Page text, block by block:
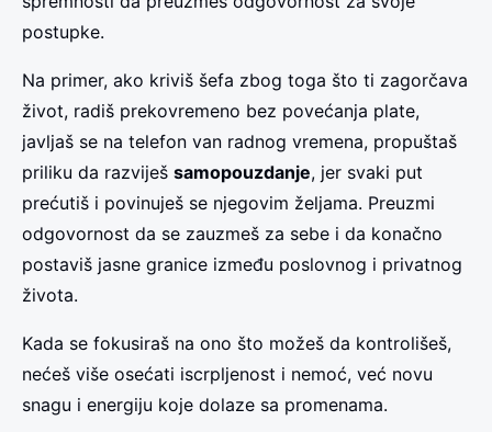
postupke.
Na primer, ako kriviš šefa zbog toga što ti zagorčava
život, radiš prekovremeno bez povećanja plate,
javljaš se na telefon van radnog vremena, propuštaš
priliku da razviješ samopouzdanje, jer svaki put
prećutiš i povinuješ se njegovim željama. Preuzmi
odgovornost da se zauzmeš za sebe i da konačno
postaviš jasne granice između poslovnog i privatnog
života.
Kada se fokusiraš na ono što možeš da kontrolišeš,
nećeš više osećati iscrpljenost i nemoć, već novu
snagu i energiju koje dolaze sa promenama.